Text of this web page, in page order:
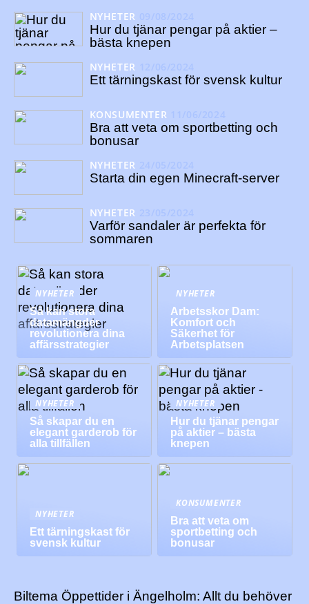
NYHETER
Hur du tjänar pengar på aktier –
bästa knepen
NYHETER
Ett tärningskast för svensk kultur
KONSUMENTER
Bra att veta om sportbetting och
bonusar
NYHETER
Starta din egen Minecraft-server
NYHETER
Varför sandaler är perfekta för
sommaren
NYHETER
Så kan stora
datamängder
revolutionera dina
affärsstrategier
NYHETER
Arbetsskor Dam:
Komfort och
Säkerhet för
Arbetsplatsen
NYHETER
Så skapar du en
elegant garderob för
alla tillfällen
NYHETER
Hur du tjänar pengar
på aktier – bästa
knepen
NYHETER
Ett tärningskast för
svensk kultur
KONSUMENTER
Bra att veta om
sportbetting och
bonusar
Biltema Öppettider i Ängelholm: Allt du behöver